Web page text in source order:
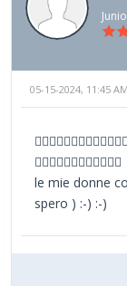
05-15-2024, 11:45 AM
✍🏻✍🏻✍🏻✍🏻✍🏻✍🏻
le mie donne
spero ) :-) :-)